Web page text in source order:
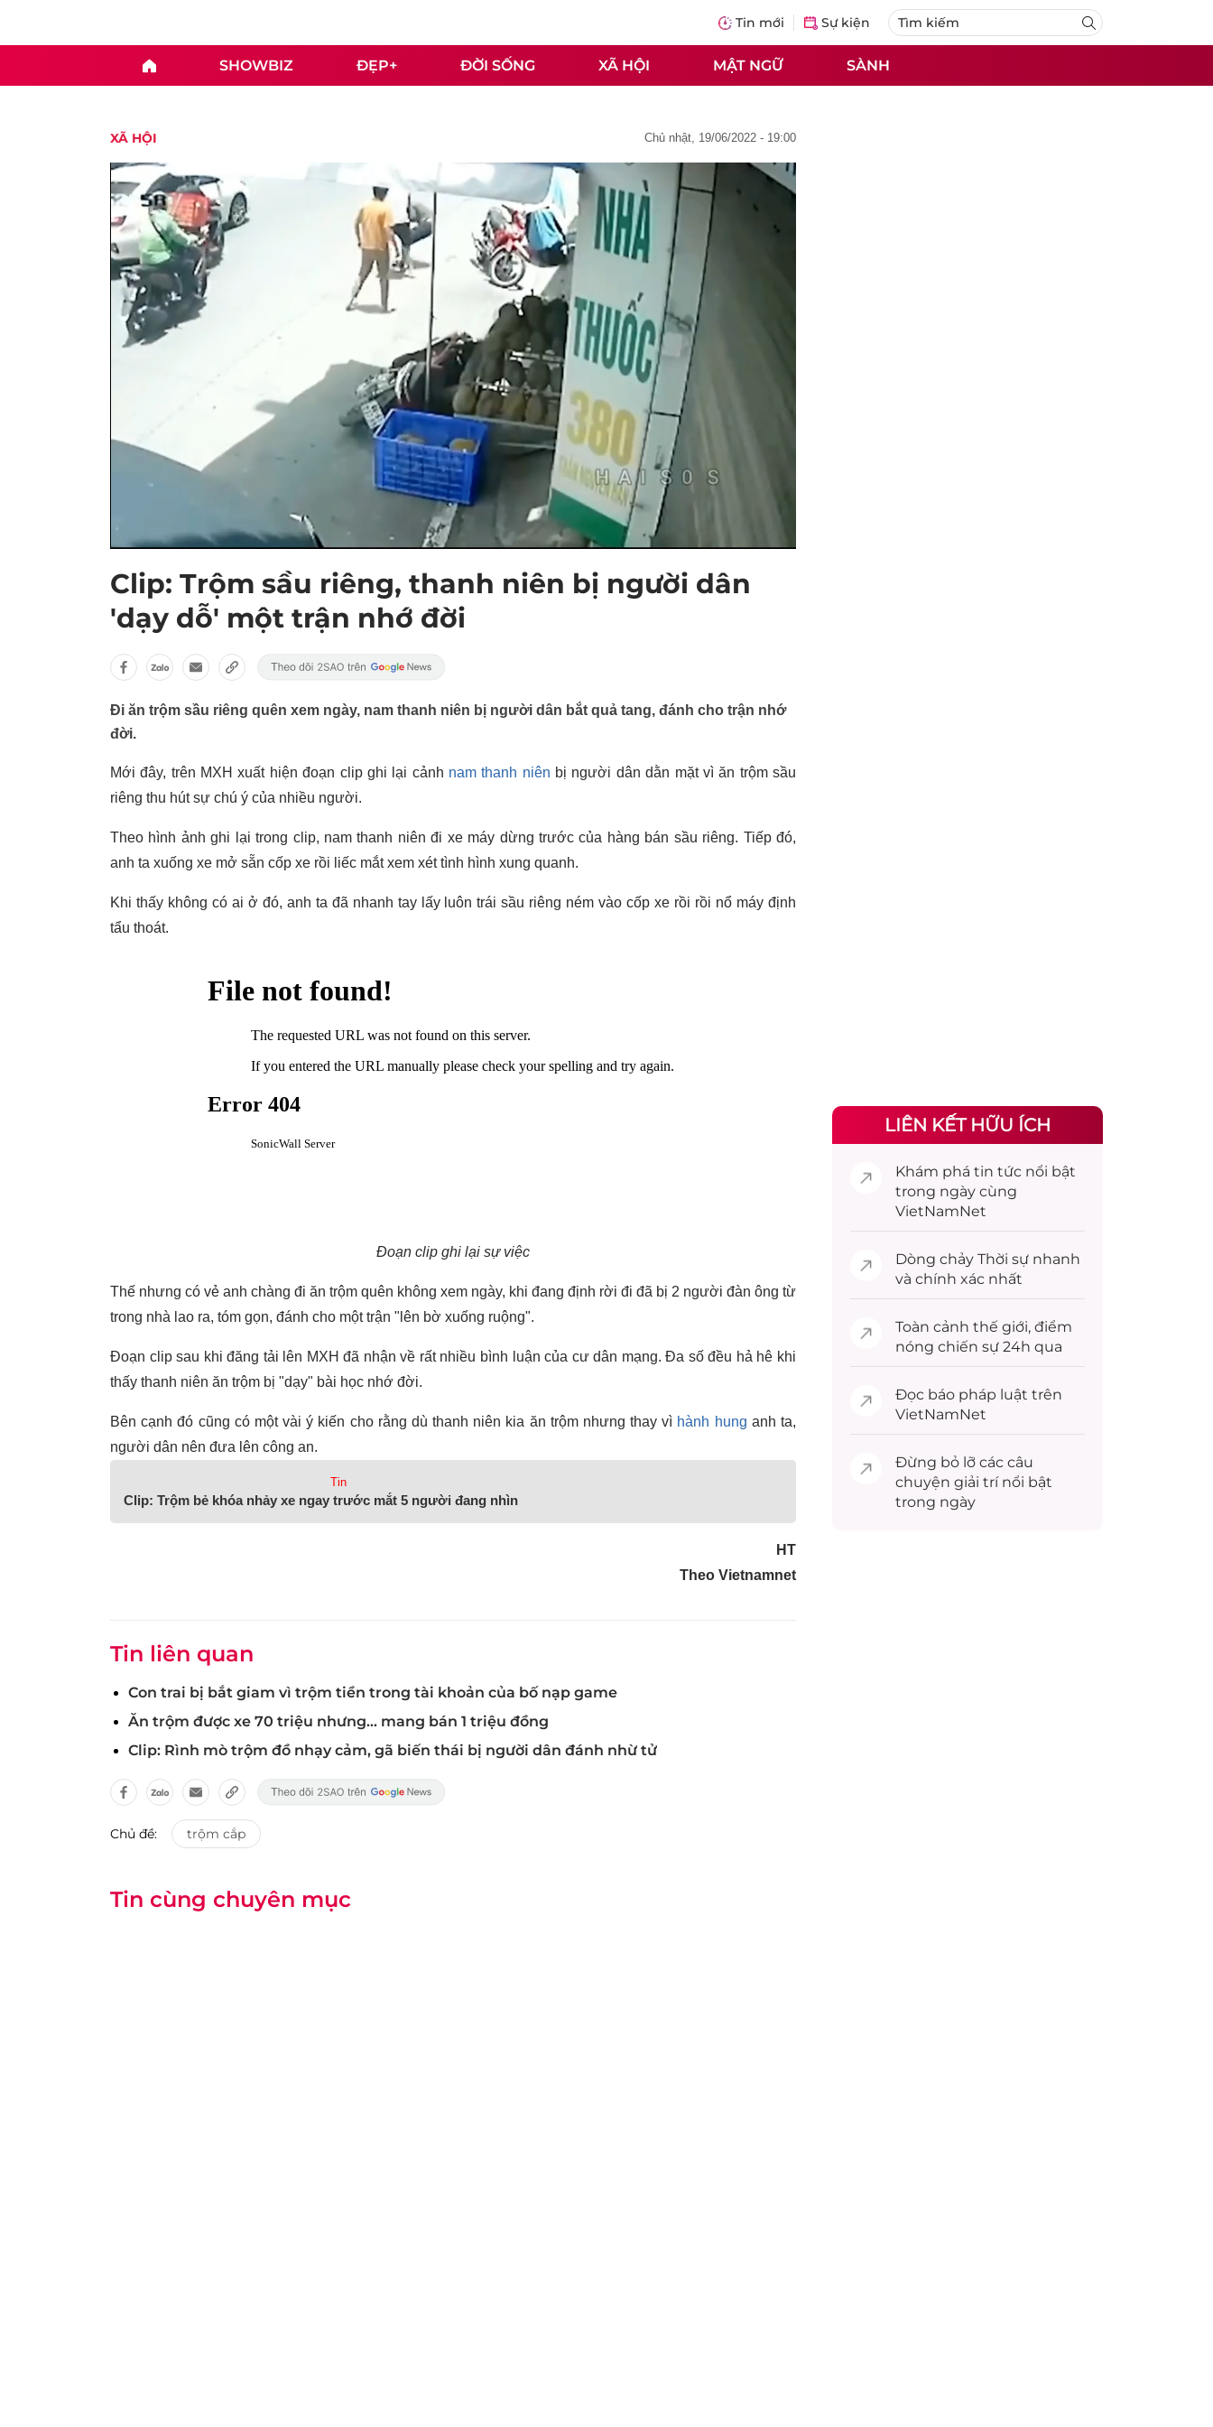
Tin mới Sự kiện
SHOWBIZ ĐẸP+ ĐỜI SỐNG XÃ HỘI MẬT NGỮ SÀNH
XÃ HỘI chủ nhật, 19/06/2022 - 19:00
Clip: Trộm sầu riêng, thanh niên bị người dân
'dạy dỗ' một trận nhớ đời
Đi ăn trộm sầu riêng quên xem ngày, nam thanh niên bị người dân bắt quả tang, đánh cho trận nhớ
đời.
Mới đây, trên MXH xuất hiện đoạn clip ghi lại cảnh nam thanh niên bị người dân dằn mặt vì ăn trộm sầu
riêng thu hút sự chú ý của nhiều người.
Theo hình ảnh ghi lại trong clip, nam thanh niên đi xe máy dừng trước của hàng bán sầu riêng. Tiếp đó,
anh ta xuống xe mở sẵn cốp xe rồi liếc mắt xem xét tình hình xung quanh.
Khi thấy không có ai ở đó, anh ta đã nhanh tay lấy luôn trái sầu riêng ném vào cốp xe rồi rồi nổ máy định
tẩu thoát.
Đoạn clip ghi lại sự việc
Thế nhưng có vẻ anh chàng đi ăn trộm quên không xem ngày, khi đang định rời đi đã bị 2 người đàn ông từ
trong nhà lao ra, tóm gọn, đánh cho một trận "lên bờ xuống ruộng".
Đoạn clip sau khi đăng tải lên MXH đã nhận về rất nhiều bình luận của cư dân mạng. Đa số đều hả hê khi
thấy thanh niên ăn trộm bị "dạy" bài học nhớ đời.
Bên cạnh đó cũng có một vài ý kiến cho rằng dù thanh niên kia ăn trộm nhưng thay vì hành hung anh ta,
người dân nên đưa lên công an.
Tin
Clip: Trộm bẻ khóa nhảy xe ngay trước mắt 5 người đang nhìn
HT
Theo Vietnamnet
Tin liên quan
Con trai bị bắt giam vì trộm tiền trong tài khoản của bố nạp game
Ăn trộm được xe 70 triệu nhưng... mang bán 1 triệu đồng
Clip: Rình mò trộm đồ nhạy cảm, gã biến thái bị người dân đánh nhừ tử
Chủ đề: trộm cắp
Tin cùng chuyên mục
LIÊN KẾT HỮU ÍCH
Khám phá tin tức nổi bật
trong ngày cùng
VietNamNet
Dòng chảy Thời sự nhanh
và chính xác nhất
Toàn cảnh thế giới, điểm
nóng chiến sự 24h qua
Đọc báo pháp luật trên
VietNamNet
Đừng bỏ lỡ các câu
chuyện giải trínổi bật
trong ngày